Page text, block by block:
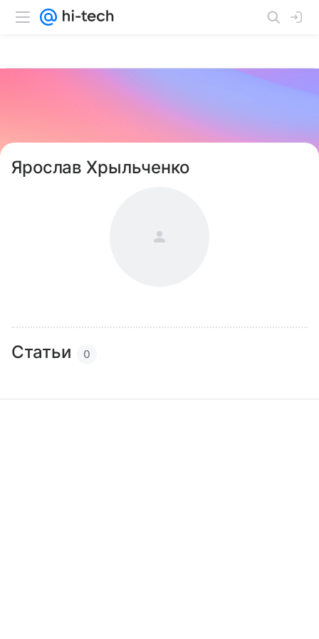
Ярослав Хрыльченко
Статьи 0